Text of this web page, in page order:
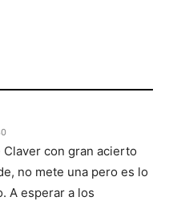
con gran acierto
no mete una pero es lo
A esperar a los